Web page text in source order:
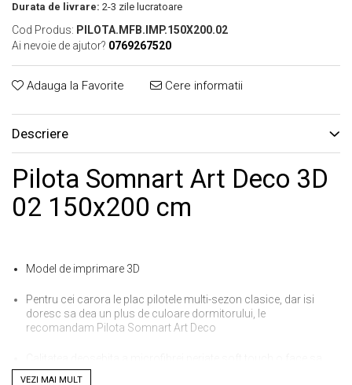
Durata de livrare: 2-3 zile lucratoare
Cod Produs: PILOTA.MFB.IMP.150X200.02
Ai nevoie de ajutor? 0769267520
Adauga la Favorite Cere informatii
Descriere
Pilota Somnart Art Deco 3D
02 150x200 cm
Model de imprimare 3D
Pentru cei carora le plac pilotele multi-sezon clasice, dar isi
doresc sa dea un plus de culoare dormitorului, le
recomandam Pilota Somnart Art Deco
fie foarte placuta la atingere oferindu-ti astfel un plus de
VEZI MAI MULT